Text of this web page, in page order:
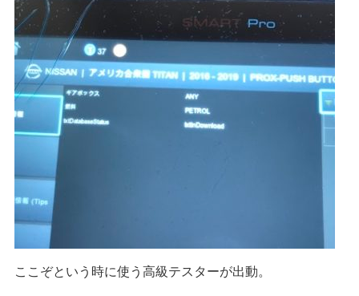
ここぞという時に使う高級テスターが出動。